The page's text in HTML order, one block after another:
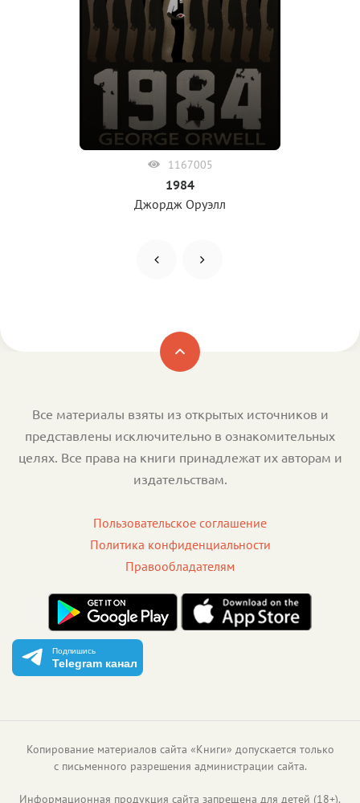
1167005
1984
Джордж Оруэлл
Все материалы взяты из открытых источников и
представлены исключительно в ознакомительных
целях. Все права на книги принадлежат их авторам и
издательствам.
Пользовательское соглашение
Политика конфиденциальности
Правообладателям
Подпишись
Telegram канал
Копирование материалов сайта «Книги» допускается только
с письменного разрешения администрации сайта.
Информационная продукция сайта запрещена для детей (18+).